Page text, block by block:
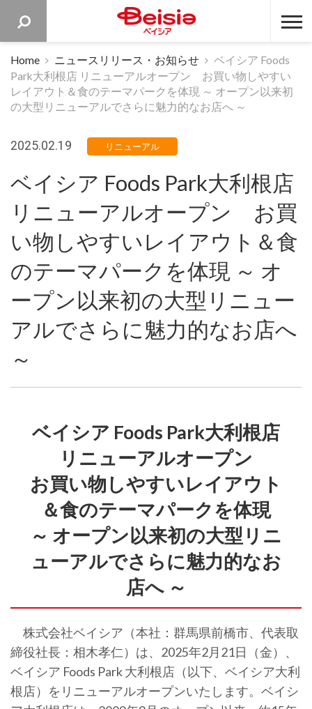
ベイシア
Home ニュースリリース・お知らせ
ベイシア Foods
Park大利根店 リニューアルオープン お買い物しやすい
レイアウト＆食のテーマパークを体現 ～ オープン以来初
の大型リニューアルでさらに魅力的なお店へ ～
2025.02.19 リニューアル
ベイシア Foods Park大利根店
リニューアルオープン お買
い物しやすいレイアウト＆食
のテーマパークを体現 ～ オ
ープン以来初の大型リニュー
アルでさらに魅力的なお店へ
～
ベイシア Foods Park大利根店
リニューアルオープン
お買い物しやすいレイアウト
＆食のテーマパークを体現
～ オープン以来初の大型リニ
ューアルでさらに魅力的なお
店へ ～
株式会社ベイシア（本社：群馬県前橋市、代表取
締役社長：相木孝仁）は、2025年2月21日（金）、
ベイシア Foods Park 大利根店（以下、ベイシア大利
根店）をリニューアルオープンいたします。ベイシ